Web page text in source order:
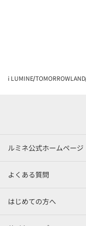
i LUMINE TOMORROWLAND
ルミネ公式ホームページ
よくある質問
はじめての方へ